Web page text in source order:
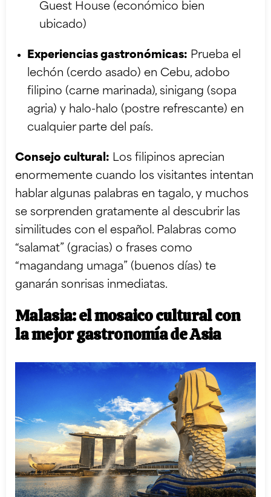
Guest House (económico bien
ubicado)
Experiencias gastronómicas: Prueba el
lechón (cerdo asado) en Cebu, adobo
filipino (carne marinada), sinigang (sopa
agria) y halo-halo (postre refrescante) en
cualquier parte del país.
Consejo cultural: Los filipinos aprecian
enormemente cuando los visitantes intentan
hablar algunas palabras en tagalo, y muchos
se sorprenden gratamente al descubrir las
similitudes con el español. Palabras como
“salamat” (gracias) o frases como
“magandang umaga” (buenos días) te
ganarán sonrisas inmediatas.
Malasia: el mosaico cultural con
la mejor gastronomía de Asia